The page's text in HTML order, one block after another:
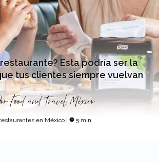
Esta podría ser la
tus clientes siempre vuelvan
Food and Travel México
en México | 5 min